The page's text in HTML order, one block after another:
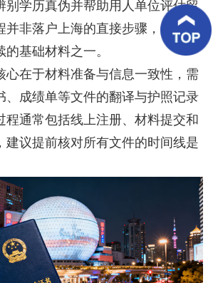
别学历真伪并帮助用人单位评估留
并非落户上海的直接步骤，但却是
基础材料之一。
在于材料准备与信息一致性，需
、成绩单等文件的翻译与护照记录
程通常包括线上注册、材料提交和
建议提前核对所有文件的时间线是